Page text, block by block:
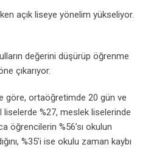
açık liseye yönelim yükseliyor.
değerini düşürüp öğrenme
çıkarıyor.
göre, ortaöğretimde 20 gün ve
liselerde %27, meslek liselerinde
öğrencilerin %56’sı okulun
%35’i ise okulu zaman kaybı